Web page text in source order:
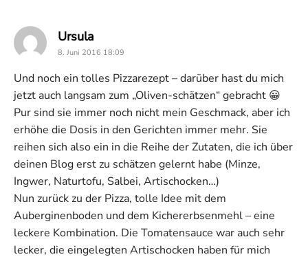
Ursula
8. Juni 2016 18:09
Und noch ein tolles Pizzarezept – darüber hast du mich
jetzt auch langsam zum „Oliven-schätzen“ gebracht 😀
Pur sind sie immer noch nicht mein Geschmack, aber ich
erhöhe die Dosis in den Gerichten immer mehr. Sie
reihen sich also ein in die Reihe der Zutaten, die ich über
deinen Blog erst zu schätzen gelernt habe (Minze,
Ingwer, Naturtofu, Salbei, Artischocken…)
Nun zurück zu der Pizza, tolle Idee mit dem
Auberginenboden und dem Kichererbsenmehl – eine
leckere Kombination. Die Tomatensauce war auch sehr
lecker, die eingelegten Artischocken haben für mich